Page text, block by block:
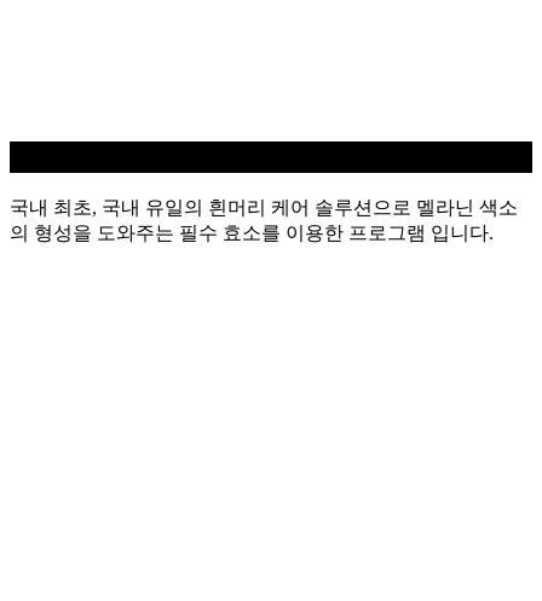
국내 최초, 국내 유일의 흰머리 케어 솔루션으로 멜라닌 색소
의 형성을 도와주는 필수 효소를 이용한 프로그램 입니다.